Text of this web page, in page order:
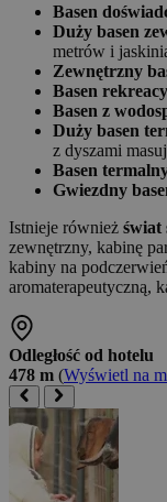
Basen
Duży basen
metrów i
Zewnętrzny
Basen
Basen z
Duży basen
z dyszami
Basen
Gwiezdny
Istnieje również świat
zewnętrzny, kabinę
kabiny na
aromaterapeutyczną,
Odległość od hotelu
478 m (Wyświetl na